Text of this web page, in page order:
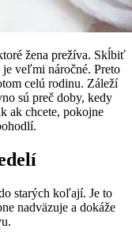
žena prežíva. Skĺbiť
veľmi náročné. Preto
celú rodinu. Záleží
sú preč doby, kedy
ak chcete, pokojne
starých koľají. Je to
nadväzuje a dokáže